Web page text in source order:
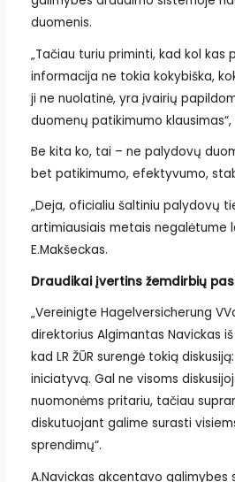
duomenis.
„Tačiau turiu priminti, kad kol kas
informacija ne tokia kokybiška,
ji ne nuolatinė, yra įvairių
duomenų patikimumo klausimas“,
Be kita ko, tai – ne palydovų
bet patikimumo, efektyvumo,
„Deja, oficialiu šaltiniu palydovų
artimiausiais metais negalėtume
E.Makšeckas.
Draudikai įvertins žemdirbių
„Vereinigte Hagelversicherung
direktorius Algimantas Navickas
kad LR ŽŪR surengė tokią diskusiją:
iniciatyvą. Gal ne visoms
nuomonėms pritariu, tačiau
diskutuojant galime surasti
sprendimų“.
A.Navickas akcentavo galimybes